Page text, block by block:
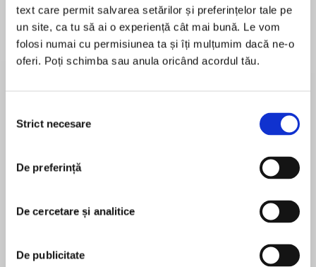
text care permit salvarea setărilor și preferințelor tale pe
un site, ca tu să ai o experiență cât mai bună. Le vom
folosi numai cu permisiunea ta și îți mulțumim dacă ne-o
oferi. Poți schimba sau anula oricând acordul tău.
consimțământului
Strict necesare
De preferință
De cercetare și analitice
De publicitate
Desprecarte
From the author of THE PERFECT STORM and
can all learn from American Indian captives who
Tribe is a look at post-traumatic stress disorder
society. Using his background in anthropology,
Sebastian Junger argues that the problem lies
suffered, but with the society to which they are
În acest moment nu există recenzii
Sebastian Junger